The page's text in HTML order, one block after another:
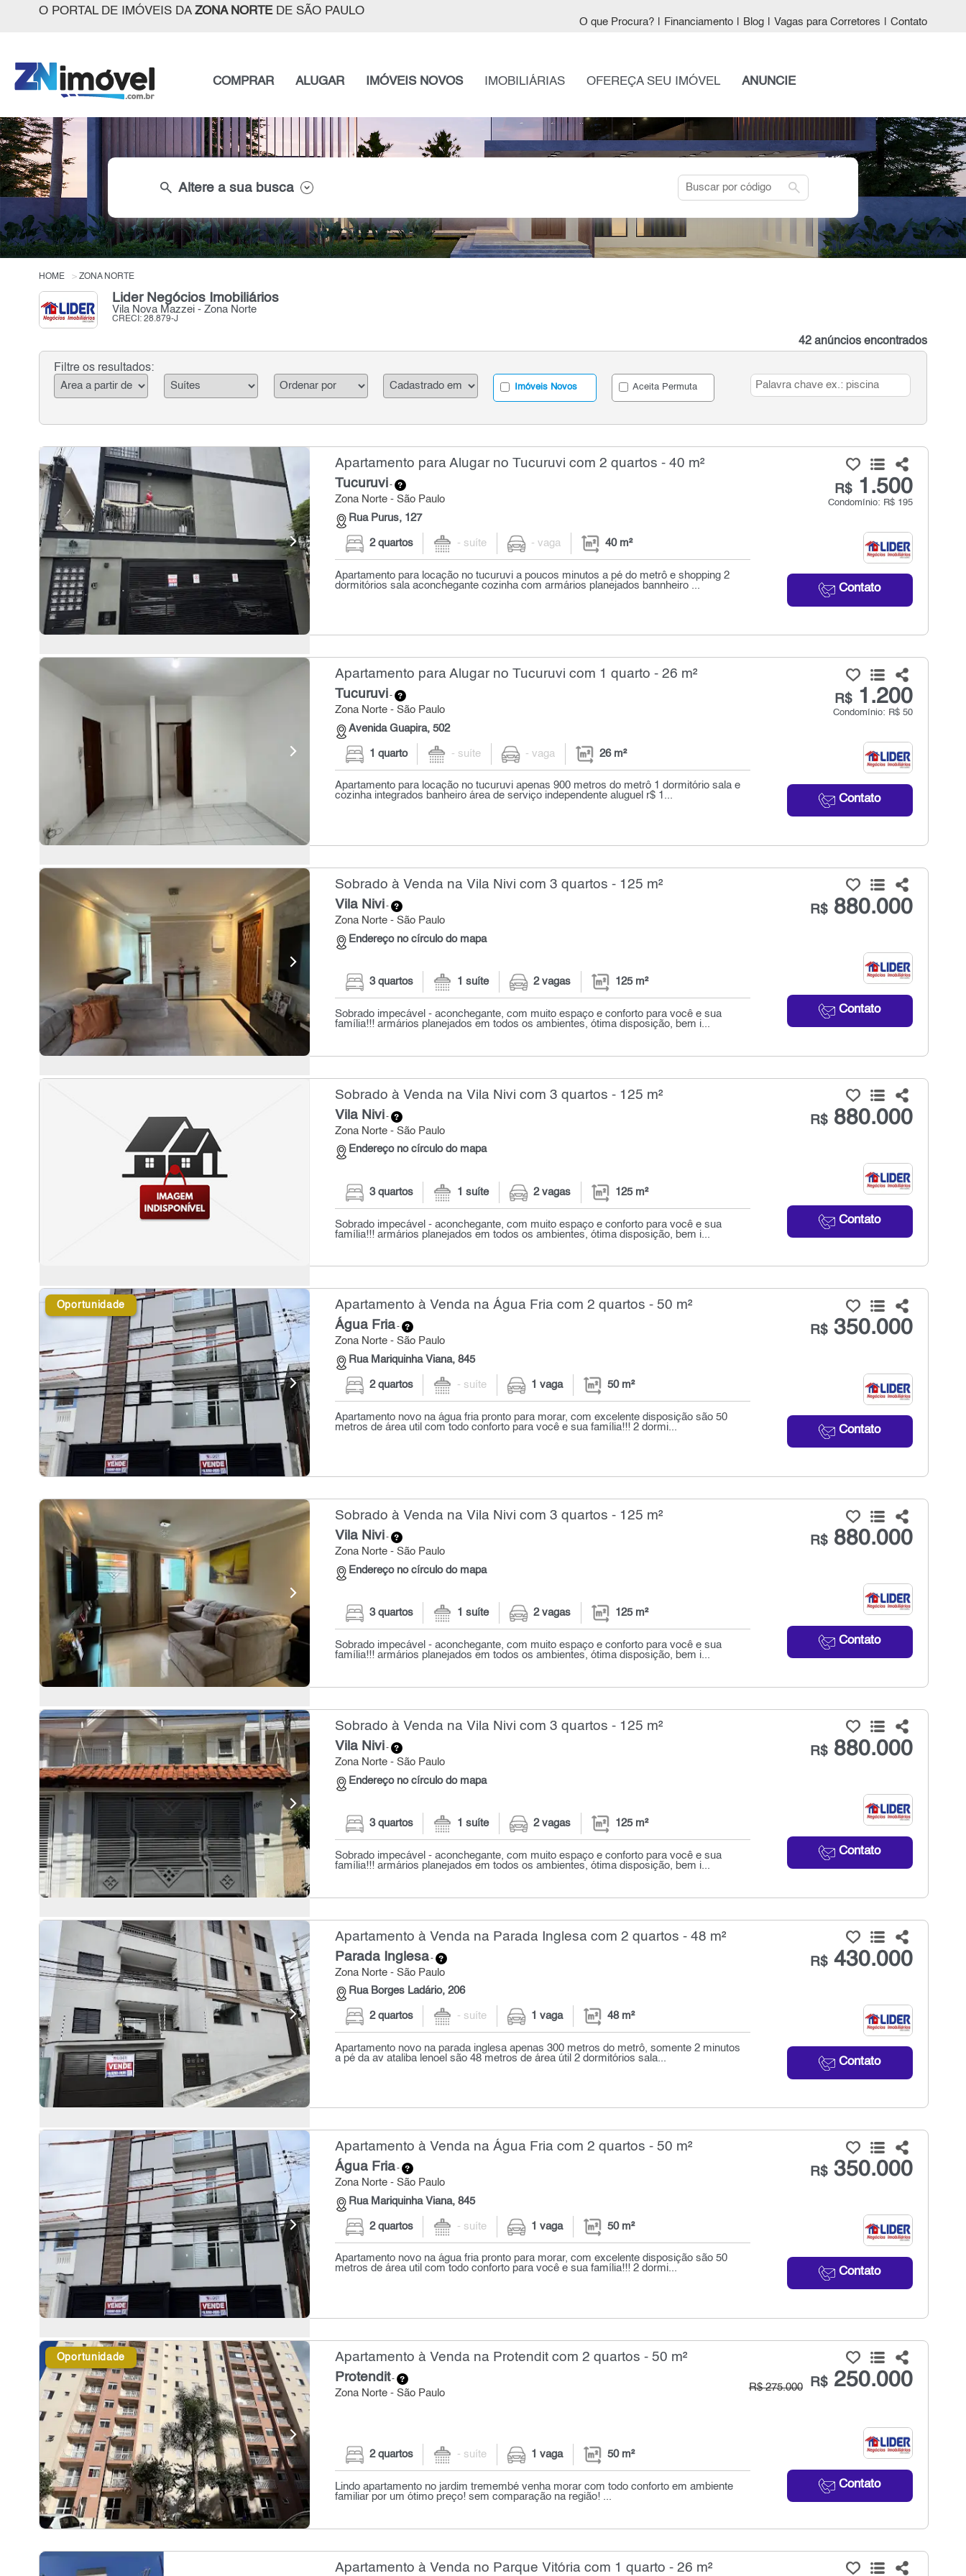
O PORTAL DE IMÓVEIS DA ZONA NORTEDE SÃO PAULO
O que Procura? Financiamento Blog Vagas para Corretores Contato
COMPRAR ALUGAR IMÓVEIS NOVOS IMOBILIÁRIAS OFEREÇA SEU IMÓVEL ANUNCIE
search Altere a sua busca search
HOME ZONA NORTE
Lider Negócios Imobiliários
Vila Nova Mazzei - Zona Norte
CRECI: 28.879-J
42 anúncios encontrados
Filtre os resultados:
Imóveis Novos Aceita Permuta
Apartamento para Alugar no Tucuruvi com 2 quartos - 40 m²
Tucuruvi-
Zona Norte - São Paulo
Rua Purus, 127
R$1.500
Condomínio: R$ 195
Contato
2 quartos - suíte - vaga 40 m²
Apartamento para locação no tucuruvi a poucos minutos a pé do metrô e shopping 2
dormitórios sala aconchegante cozinha com armários planejados bannheiro ...
Apartamento para Alugar no Tucuruvi com 1 quarto - 26 m²
Tucuruvi-
Zona Norte - São Paulo
Avenida Guapira, 502
R$1.200
Condomínio: R$ 50
Contato
1 quarto - suíte - vaga 26 m²
Apartamento para locação no tucuruvi apenas 900 metros do metrô 1 dormitório sala e
cozinha integrados banheiro área de serviço independente aluguel r$ 1...
Sobrado à Venda na Vila Nivi com 3 quartos - 125 m²
Vila Nivi-
Zona Norte - São Paulo
Endereço no círculo do mapa
R$880.000
Contato
3 quartos 1 suíte 2 vagas 125 m²
Sobrado impecável - aconchegante, com muito espaço e conforto para você e sua
família!!! armários planejados em todos os ambientes, ótima disposição, bem i...
Sobrado à Venda na Vila Nivi com 3 quartos - 125 m²
Vila Nivi-
Zona Norte - São Paulo
Endereço no círculo do mapa
R$880.000
Contato
3 quartos 1 suíte 2 vagas 125 m²
Sobrado impecável - aconchegante, com muito espaço e conforto para você e sua
família!!! armários planejados em todos os ambientes, ótima disposição, bem i...
Oportunidade Apartamento à Venda na Água Fria com 2 quartos - 50 m²
Água Fria-
Zona Norte - São Paulo
Rua Mariquinha Viana, 845
R$350.000
Contato
2 quartos - suíte 1 vaga 50 m²
Apartamento novo na água fria pronto para morar, com excelente disposição são 50
metros de área util com todo conforto para você e sua família!!! 2 dormi...
Sobrado à Venda na Vila Nivi com 3 quartos - 125 m²
Vila Nivi-
Zona Norte - São Paulo
Endereço no círculo do mapa
R$880.000
Contato
3 quartos 1 suíte 2 vagas 125 m²
Sobrado impecável - aconchegante, com muito espaço e conforto para você e sua
família!!! armários planejados em todos os ambientes, ótima disposição, bem i...
Sobrado à Venda na Vila Nivi com 3 quartos - 125 m²
Vila Nivi-
Zona Norte - São Paulo
Endereço no círculo do mapa
R$880.000
Contato
3 quartos 1 suíte 2 vagas 125 m²
Sobrado impecável - aconchegante, com muito espaço e conforto para você e sua
família!!! armários planejados em todos os ambientes, ótima disposição, bem i...
Apartamento à Venda na Parada Inglesa com 2 quartos - 48 m²
Parada Inglesa-
Zona Norte - São Paulo
Rua Borges Ladário, 206
R$430.000
Contato
2 quartos - suíte 1 vaga 48 m²
Apartamento novo na parada inglesa apenas 300 metros do metrô, somente 2 minutos
a pé da av ataliba lenoel são 48 metros de área útil 2 dormitórios sala...
Apartamento à Venda na Água Fria com 2 quartos - 50 m²
Água Fria-
Zona Norte - São Paulo
Rua Mariquinha Viana, 845
R$350.000
Contato
2 quartos - suíte 1 vaga 50 m²
Apartamento novo na água fria pronto para morar, com excelente disposição são 50
metros de área util com todo conforto para você e sua família!!! 2 dormi...
Oportunidade Apartamento à Venda na Protendit com 2 quartos - 50 m²
Protendit-
Zona Norte - São Paulo
R$250.000
R$ 275.000
Contato
2 quartos - suíte 1 vaga 50 m²
Lindo apartamento no jardim tremembé venha morar com todo conforto em ambiente
familiar por um ótimo preço! sem comparação na região! ...
Apartamento à Venda no Parque Vitória com 1 quarto - 26 m²